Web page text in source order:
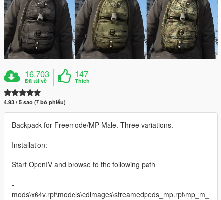
16.703
Đã tải về
147
Thích
4.93 / 5 sao (7 bỏ phiếu)
Backpack for Freemode/MP Male. Three variations.
Installation:
Start OpenIV and browse to the following path
-
mods\x64v.rpf\models\cdimages\streamedpeds_mp.rpf\mp_m_